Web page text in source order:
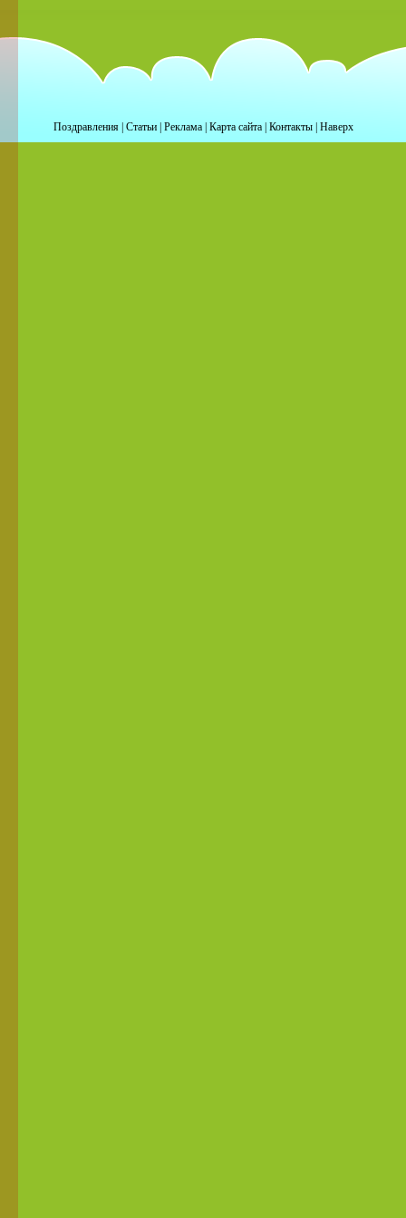
Поздравления| Статьи| Реклама| Карта сайта| Контакты| Наверх